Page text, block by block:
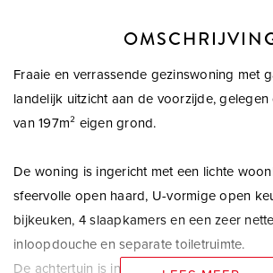
Fraaie en verrassende gezinswoning met
landelijk uitzicht aan de voorzijde,
van 197m² eigen grond.
De woning is ingericht met een lichte
sfeervolle open haard, U-vormige open
bijkeuken, 4 slaapkamers en een zeer
inloopdouche en separate toiletruimte.
De achtertuin is ingericht met